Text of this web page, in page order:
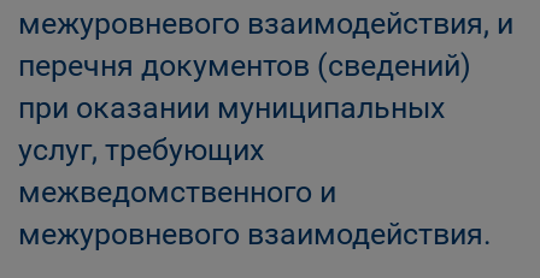
межуровневого взаимодействия, и
перечня документов (сведений)
при оказании муниципальных
услуг, требующих
межведомственного и
межуровневого взаимодействия.